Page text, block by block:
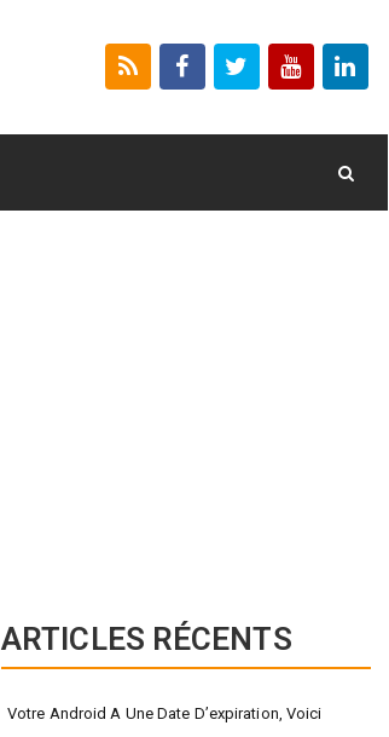
ARTICLES RÉCENTS
Votre Android A Une Date D’expiration, Voici